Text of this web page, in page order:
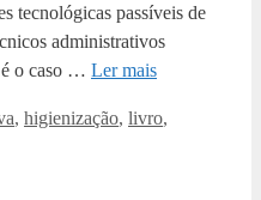
tecnológicas passíveis de
administrativos
é o caso … Ler mais
, higienização, livro,